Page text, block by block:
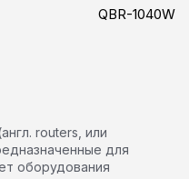
QBR-1040W
routers, или
для
оборудования